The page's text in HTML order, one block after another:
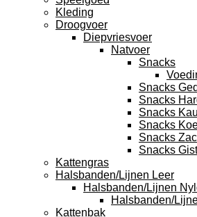
Kleding
Droogvoer
Diepvriesvoer
Natvoer
Snacks
Snacks
Snacks
Snacks
Snacks
Snacks
Snacks Gist
Kattengras
Halsbanden/Lijnen Leer
Halsbanden/Lijnen
Halsbanden/
Kattenbak